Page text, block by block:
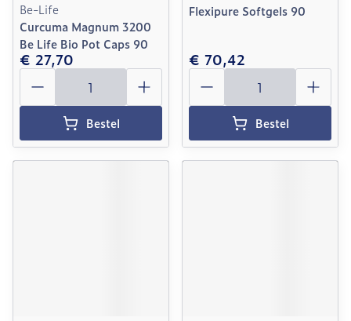
Be-Life
Curcuma Magnum 3200
Be Life Bio Pot Caps 90
€ 27,70
Aantal
Bestel
Flexipure Softgels 90
€ 70,42
Aantal
Bestel